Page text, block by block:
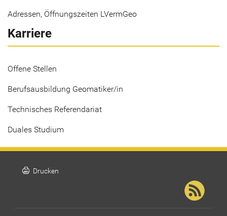
Adressen, Öffnungszeiten LVermGeo
Karriere
Offene Stellen
Berufsausbildung Geomatiker/in
Technisches Referendariat
Duales Studium
print Drucken